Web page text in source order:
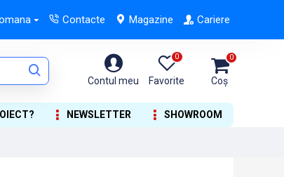
Contacte Magazine Cariere
Contul meu Favorite
0
Coș
0
NEWSLETTER SHOWROOM